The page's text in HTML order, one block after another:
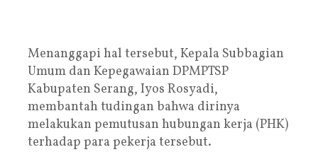
Menanggapi hal tersebut, Kepala Subbagian
Umum dan Kepegawaian DPMPTSP
Kabupaten Serang, Iyos Rosyadi,
membantah tudingan bahwa dirinya
melakukan pemutusan hubungan kerja (PHK)
terhadap para pekerja tersebut.